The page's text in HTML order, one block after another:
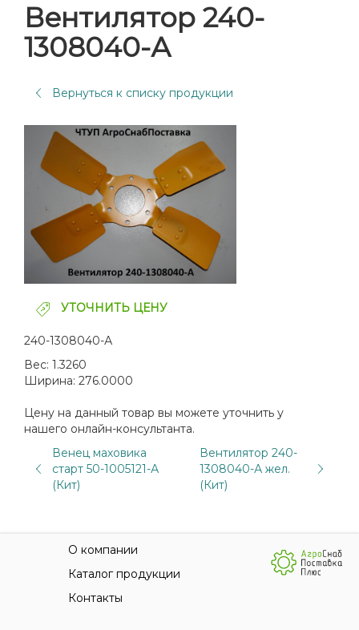
Вентилятор 240-
1308040-А
Вернуться к списку продукции
УТОЧНИТЬ ЦЕНУ
240-1308040-А
Вес: 1.3260
Ширина: 276.0000
Цену на данный товар вы можете уточнить у
нашего онлайн-консультанта.
Венец маховика
старт 50-1005121-А
(Кит)
Вентилятор 240-
1308040-А жел.
(Кит)
О компании
Каталог продукции
Контакты